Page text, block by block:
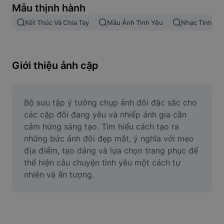
Xóa nền trong hình ảnh
Gộp hình ảnh
Điều chỉnh kích thước hình ảnh
Công cụ tạo meme
AI Text Remover
AI People Remover
AI Inpainting
Mẫu thịnh hành
Kết Thúc Và Chia Tay Mẫu Ảnh Tình Yêu Nhạc Tình
Giới thiệu ảnh cặp
Bộ sưu tập ý tưởng chụp ảnh đôi đặc sắc cho
các cặp đôi đang yêu và nhiếp ảnh gia cần
cảm hứng sáng tạo. Tìm hiểu cách tạo ra
những bức ảnh đôi đẹp mắt, ý nghĩa với mẹo
địa điểm, tạo dáng và lựa chọn trang phục để
thể hiện câu chuyện tình yêu một cách tự
nhiên và ấn tượng.